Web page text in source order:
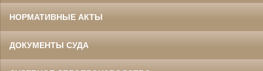
НОРМАТИВНЫЕ АКТЫ
ДОКУМЕНТЫ СУДА